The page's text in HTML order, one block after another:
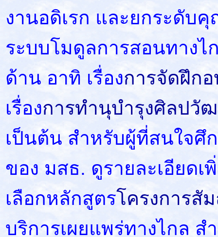
งานอดิเรก และยกระดับ
ระบบโมดูลการสอนทาง
ด้าน อาทิ เรื่องการจัดฝึก
เรื่องการทำนุบำรุงศิลปวั
เป็นต้น สำหรับผู้ที่สนใจศึ
ของ มสธ. ดูรายละเอียดเ
เลือกหลักสูตรโครงการสั
บริการเผยแพร่ทางไกล ส